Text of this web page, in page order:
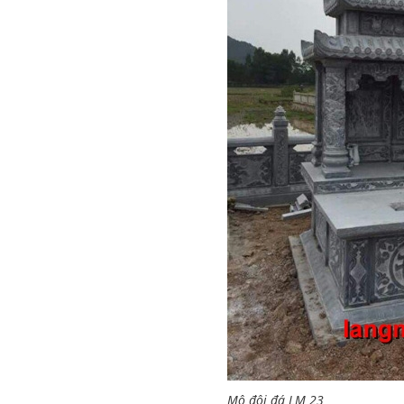
Mộ đôi đá LM 23